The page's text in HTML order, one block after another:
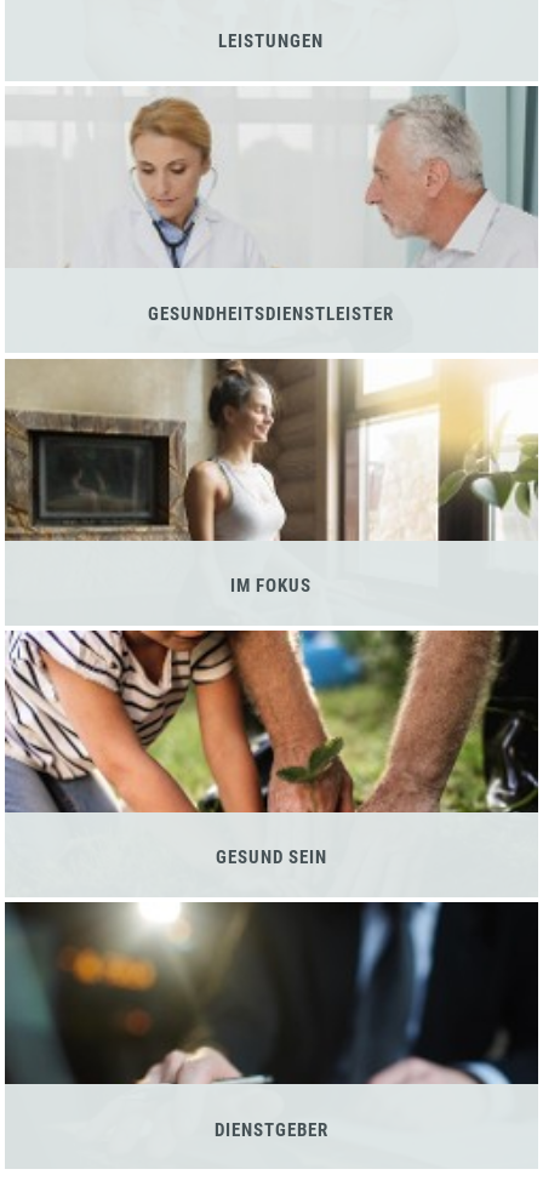
LEISTUNGEN
GESUNDHEITSDIENSTLEISTER
IM FOKUS
GESUND SEIN
DIENSTGEBER